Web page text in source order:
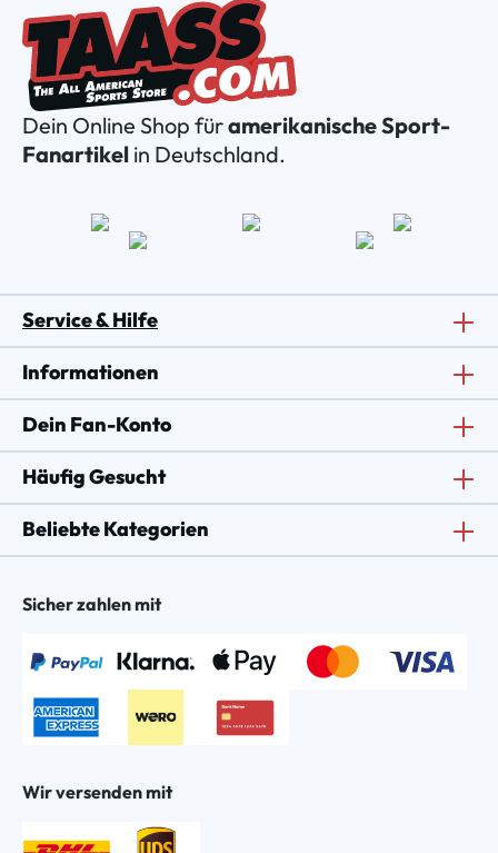
Dein Online Shop füramerikanische Sport-
Fanartikel in Deutschland.
Service & Hilfe
Informationen
Dein Fan-Konto
Häufig Gesucht
Beliebte Kategorien
Sicher zahlen mit
Wir versenden mit